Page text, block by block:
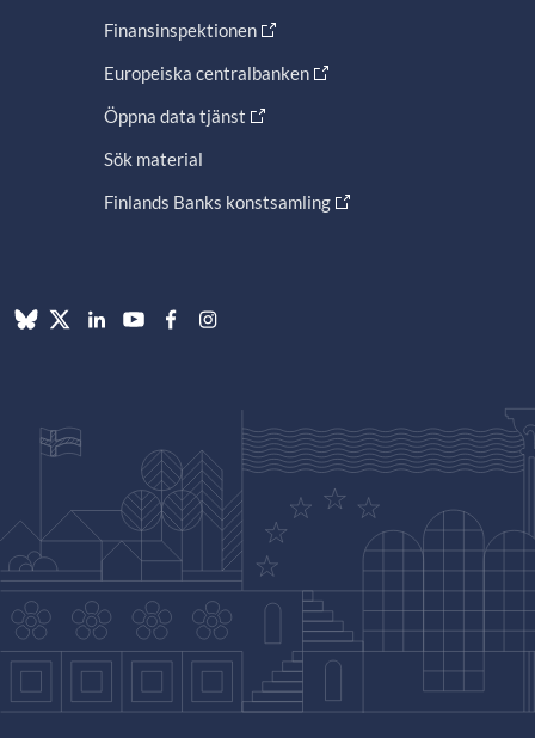
Finansinspektionen
Europeiska centralbanken
Öppna data tjänst
Sök material
Finlands Banks konstsamling